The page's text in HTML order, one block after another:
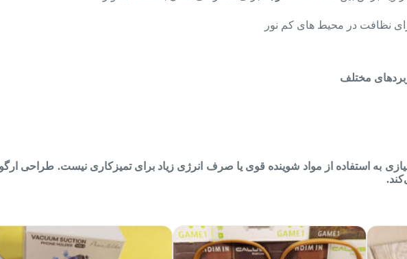
نظافت در محیط‌ های کم‌ نور
به استفاده از مواد شوینده قوی یا صرف انرژی زیاد برای تمیزکاری نیست. طراحی